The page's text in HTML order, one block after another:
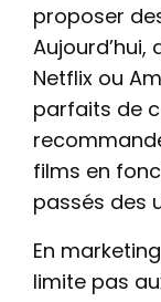
proposer
Netflix ou
parfaits de
films en
passés des
En
limite pas